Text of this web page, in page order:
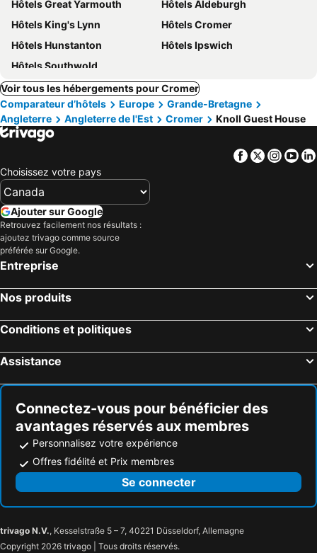
Hôtels Great Yarmouth
Hôtels Aldeburgh
Hôtels King's Lynn
Hôtels Cromer
Hôtels Hunstanton
Hôtels Ipswich
Hôtels Southwold
Voir tous les hébergements pour Cromer
Comparateur d’hôtels
Europe
Grande-Bretagne
Angleterre
Angleterre de l'Est Cromer Knoll Guest House
Facebook
Twitter
Choisissez votre pays
Ajouter sur Google
Retrouvez facilement nos résultats :
ajoutez trivago comme source
préférée sur Google.
Entreprise
Nos produits
Conditions et politiques
Assistance
Connectez-vous pour bénéficier des
avantages réservés aux membres
Personnalisez votre expérience
Offres fidélité et Prix membres
Se connecter
trivago N.V., Kesselstraße 5 – 7, 40221 Düsseldorf, Allemagne
Copyright 2026 trivago | Tous droits réservés.